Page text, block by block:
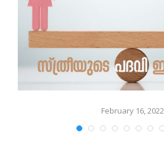
February 16, 2022